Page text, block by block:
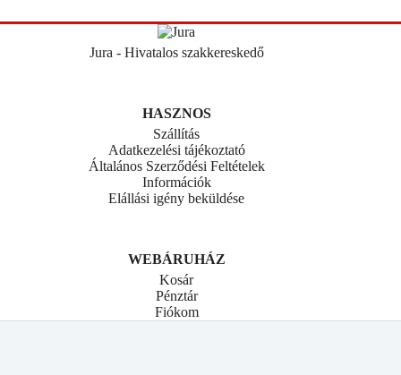
Jura - Hivatalos szakkereskedő
HASZNOS
Szállítás
Adatkezelési tájékoztató
Általános Szerződési Feltételek
Információk
Elállási igény beküldése
WEBÁRUHÁZ
Kosár
Pénztár
Fiókom